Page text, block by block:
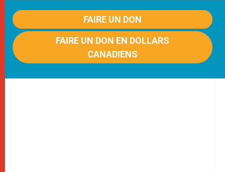
FAIRE UN DON
FAIRE UN DON EN DOLLARS
CANADIENS